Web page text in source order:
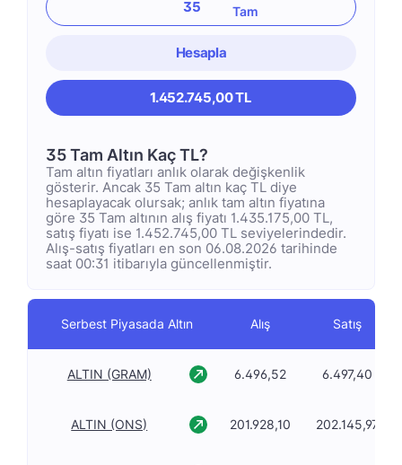
Hesapla
1.452.745,00 TL
35 Tam Altın Kaç TL?
Tam altın fiyatları anlık olarak değişkenlik
gösterir. Ancak 35 Tam altın kaç TL diye
hesaplayacak olursak; anlık tam altın fiyatına
göre 35 Tam altının alış fiyatı 1.435.175,00 TL,
satış fiyatı ise 1.452.745,00 TL seviyelerindedir.
Alış-satış fiyatları en son 06.08.2026 tarihinde
saat 00:31 itibarıyla güncellenmiştir.
Serbest Piyasada Altın Alış Satış
ALTIN (GRAM) 6.496,52 6.497,40
ALTIN (ONS) 201.928,10 202.145,97